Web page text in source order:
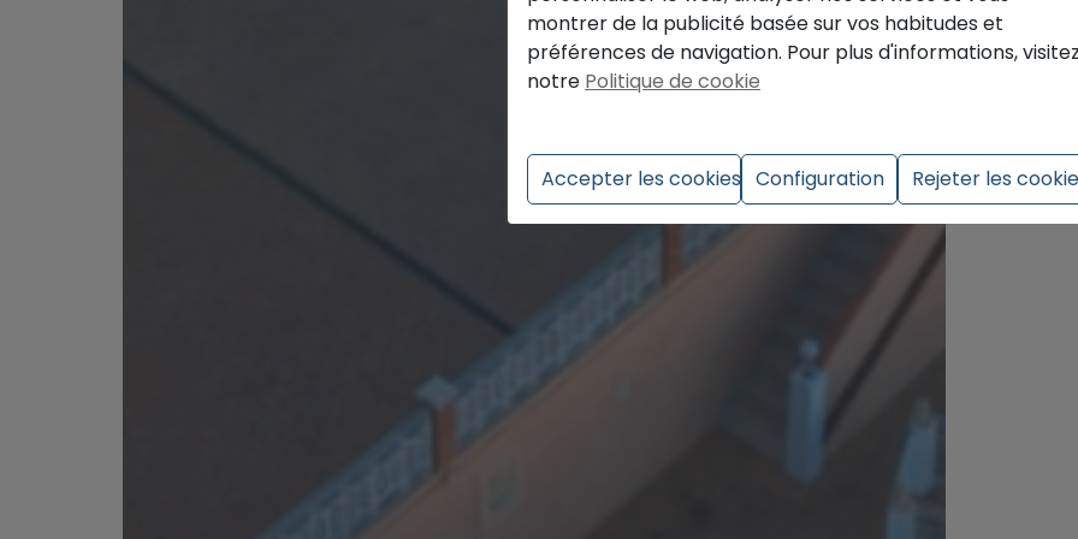
montrer de la publicité basée sur vos habitudes et
préférences de navigation. Pour plus d'informations,
notre Politique de cookie
Accepter les cookies Configuration Rejeter les